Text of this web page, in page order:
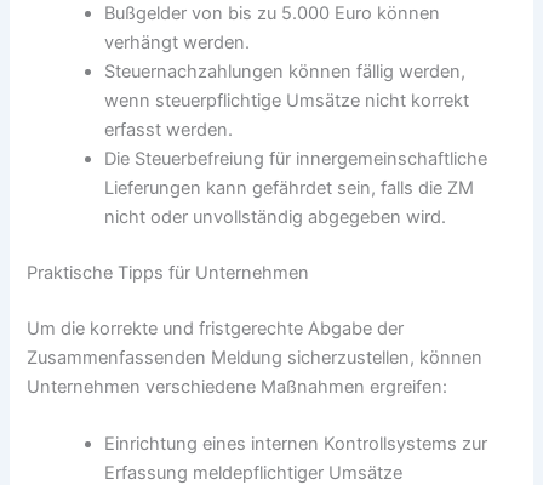
Bußgelder von bis zu 5.000 Euro können
verhängt werden.
Steuernachzahlungen können fällig werden,
wenn steuerpflichtige Umsätze nicht korrekt
erfasst werden.
Die Steuerbefreiung für innergemeinschaftliche
Lieferungen kann gefährdet sein, falls die ZM
nicht oder unvollständig abgegeben wird.
Praktische Tipps für Unternehmen
Um die korrekte und fristgerechte Abgabe der
Zusammenfassenden Meldung sicherzustellen, können
Unternehmen verschiedene Maßnahmen ergreifen:
Einrichtung eines internen Kontrollsystems zur
Erfassung meldepflichtiger Umsätze